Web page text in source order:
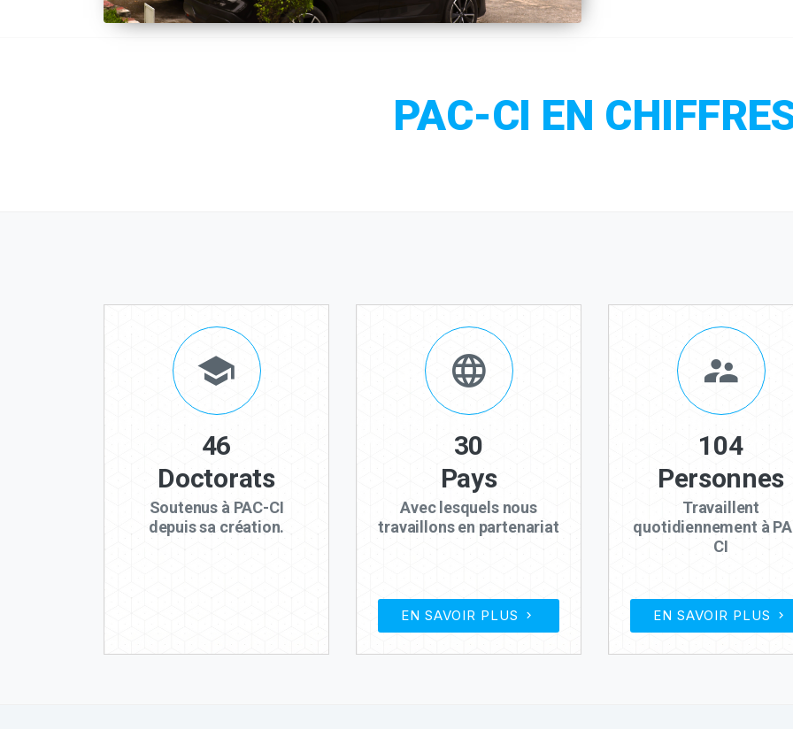
PAC-CI EN
46
Doctorats
Soutenus à PAC-CI
depuis sa création.
30
Pays
Avec lesquels nous
travaillons en partenariat
EN SAVOIR PLUS
104
Personnes
Travaillent
quotidiennement à
CI
EN SAVOIR PLUS